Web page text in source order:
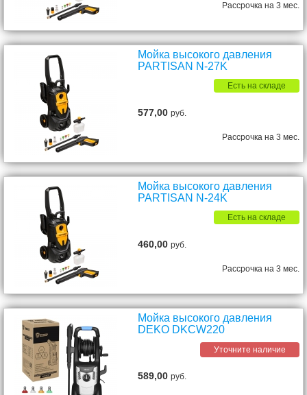
Рассрочка на 3 мес.
Мойка высокого давления
PARTISAN N-27K
Есть на складе
577,00руб.
Рассрочка на 3 мес.
Мойка высокого давления
PARTISAN N-24K
Есть на складе
460,00руб.
Рассрочка на 3 мес.
Мойка высокого давления
DEKO DKCW220
Уточните наличие
589,00руб.